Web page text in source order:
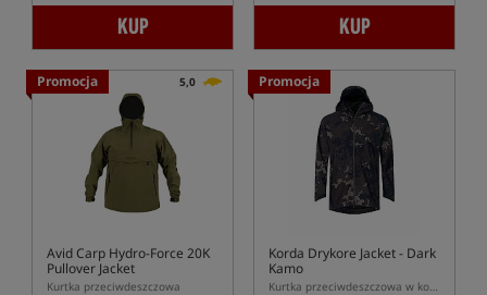
KUP KUP
Promocja 5,0
Avid Carp Hydro-Force 20K
Pullover Jacket
Kurtka przeciwdeszczowa
Promocja
Korda Drykore Jacket - Dark
Kamo
Kurtka przeciwdeszczowa w kolorze kamuflażu